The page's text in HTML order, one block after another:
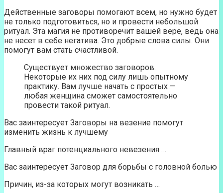
Действенные заговоры помогают всем, но нужно будет
не только подготовиться, но и провести небольшой
ритуал. Эта магия не противоречит вашей вере, ведь она
не несет в себе негатива. Это добрые слова силы. Они
помогут вам стать счастливой.
Существует множество заговоров.
Некоторые их них под силу лишь опытному
практику. Вам лучше начать с простых —
любая женщина сможет самостоятельно
провести такой ритуал.
Вас заинтересует Заговоры на везение помогут
изменить жизнь к лучшему
Главный враг потенциального невезения …
Вас заинтересует Заговор для борьбы с головной болью
Причин, из-за которых могут возникать …